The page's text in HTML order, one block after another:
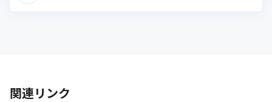
関連リンク